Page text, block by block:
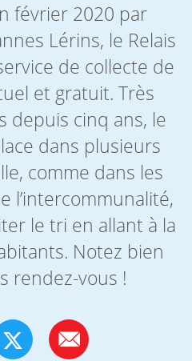
février 2020 par
Lérins, le Relais
de collecte de
et gratuit. Très
depuis cinq ans, le
dans plusieurs
comme dans les
l’intercommunalité,
le tri en allant à la
Notez bien
rendez-vous !